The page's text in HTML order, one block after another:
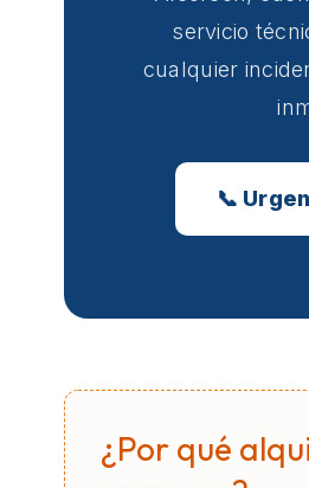
servicio
cualquier
📞
¿Por qué